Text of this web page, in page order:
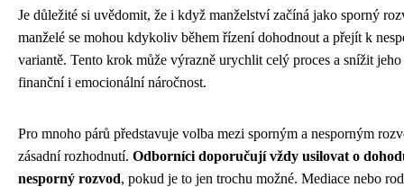
Je důležité si uvědomit, že i když manželství začíná jako sporný
manželé se mohou kdykoliv během řízení dohodnout a přejít k
variantě. Tento krok může výrazně urychlit celý proces a snížit jeho
finanční i emocionální náročnost.
Pro mnoho párů představuje volba mezi sporným a nesporným
zásadní rozhodnutí. Odborníci doporučují vždy usilovat o
nesporný rozvod, pokud je to jen trochu možné. Mediace nebo